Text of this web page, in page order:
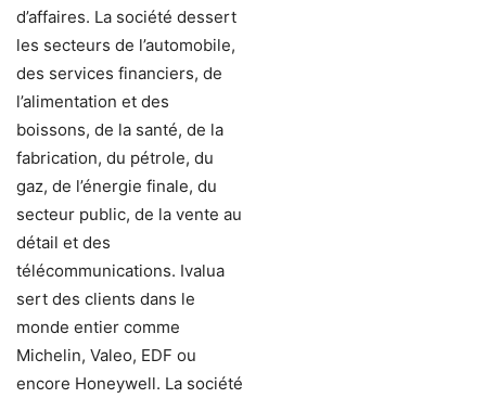
d’affaires. La société dessert
les secteurs de l’automobile,
des services financiers, de
l’alimentation et des
boissons, de la santé, de la
fabrication, du pétrole, du
gaz, de l’énergie finale, du
secteur public, de la vente au
détail et des
télécommunications. Ivalua
sert des clients dans le
monde entier comme
Michelin, Valeo, EDF ou
encore Honeywell. La société